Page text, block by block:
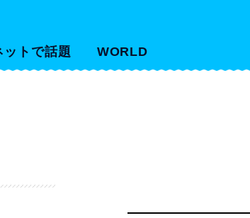
ットで話題 WORLD